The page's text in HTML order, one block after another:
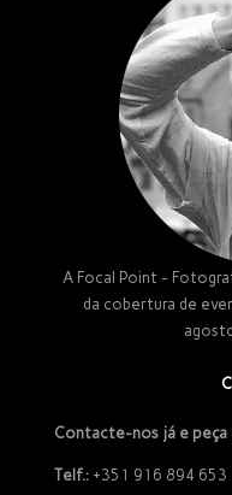
A Focal Point -
da cobertura de
Contacte-nos já e peça
Telf.:+351 916 894 653